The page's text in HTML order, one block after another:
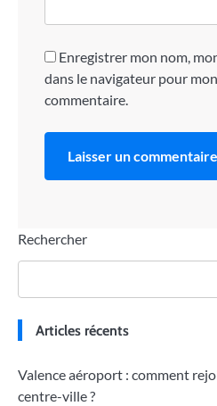
Enregistrer mon nom,
dans le navigateur pour
commentaire.
Rechercher
Articles récents
Valence aéroport : comment
centre-ville ?